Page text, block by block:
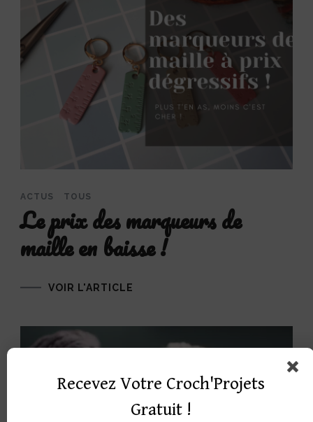
ACTUS TOUS
Le prix des marqueurs de
maille en baisse !
VOIR L'ARTICLE
Recevez Votre Croch'Projets
Gratuit !